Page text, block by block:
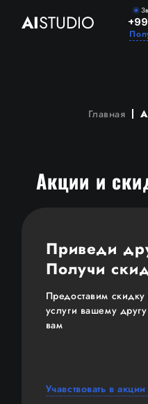
AISTUDIO
Главная
Акции и
Приведи
Получи
Предоставим скидку
услуги вашему
вам
Учавствовать в акции